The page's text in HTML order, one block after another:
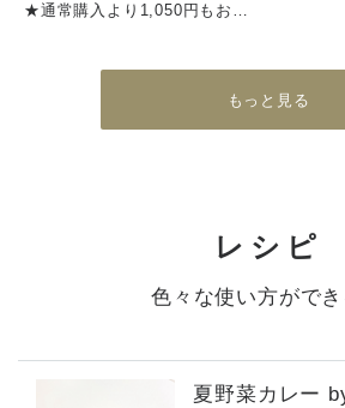
★通常購入より1,050円もお得！かつ送料も無料！★食品添加物不使用★１食約345円★消費税8％【商品名】クラフトカレーブラザーズ（5～6食分）【内容量】250g×5袋【名称 】 カレーフレーク【原材料名】野菜（たまねぎ、にんじん、しょうが）、炒め玉葱（国内製造）、牛脂、小麦粉、カレー粉、 トマトペースト、砂糖、レッドワインエキスパウダー、食塩、黒糖、バター、チーズ、チャツネ、 ビーフエキス、りんご、ミルポアパウダー、梅酒（リキュール）、すりにんにく、マンゴー、はちみつ、 香味油、ココア、風味調味料、ドライトマトエキス、レモン果汁、（一部に小麦・ 乳成分・牛肉・大豆・バナナ・りんごを含む）【賞味期限期間】製造から10か月【保存方法】高温多湿を避けて保存してください【発送方法】クリックポスト、宅急便等栄養成分表示（一食40gあたり）エネルギー 183.6kcalタンパク質 2.64g脂質 9.24g炭水化物 22.4g食塩相当量 2.64g※数量限定販売ですので、無くなり次第受付終了とさせていただきます※40〜50gがおよそ一食分です
もっと見る
レシピ
色々な使い方ができ
夏野菜カレー